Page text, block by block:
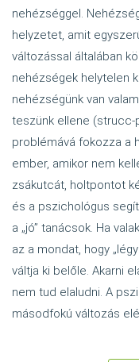
nehézséggel.
helyzetet, amit
változással általában
nehézségek helytelen
nehézségünk van
teszünk ellene (strucc-
problémává fokozza a
ember, amikor nem
zsákutcát, holtpontot
és a pszichológus
a „jó” tanácsok. Ha
az a mondat, hogy
váltja ki belőle. Akarni
nem tud elaludni. A
másodfokú változás